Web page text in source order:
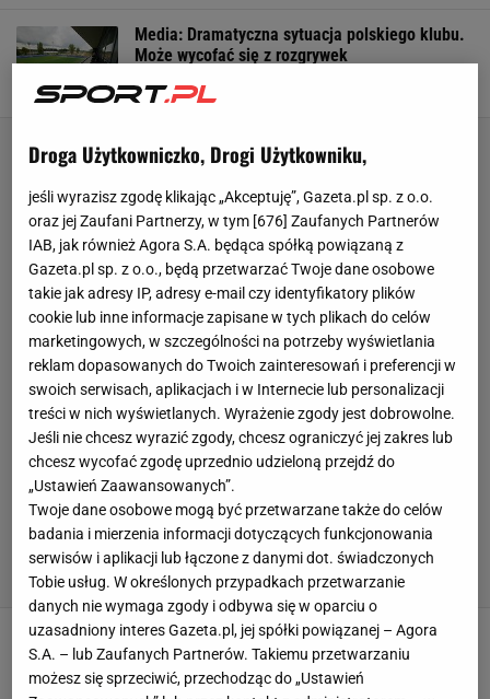
Media: Dramatyczna sytuacja polskiego klubu.
Może wycofać się z rozgrywek
Błażej Winter,
Wieczysta pokazała, co znaczy kompromitacja.
Wielka sensacja w II lidze
Aleksander Bernard,25 KWIETNIA 2025, 20:13
Droga Użytkowniczko, Drogi Użytkowniku,
jeśli wyrazisz zgodę klikając „Akceptuję”, Gazeta.pl sp. z o.o.
oraz jej Zaufani Partnerzy, w tym [676] Zaufanych Partnerów
IAB, jak również Agora S.A. będąca spółką powiązaną z
Gazeta.pl sp. z o.o., będą przetwarzać Twoje dane osobowe
takie jak adresy IP, adresy e-mail czy identyfikatory plików
cookie lub inne informacje zapisane w tych plikach do celów
marketingowych, w szczególności na potrzeby wyświetlania
reklam dopasowanych do Twoich zainteresowań i preferencji w
swoich serwisach, aplikacjach i w Internecie lub personalizacji
treści w nich wyświetlanych. Wyrażenie zgody jest dobrowolne.
Jeśli nie chcesz wyrazić zgody, chcesz ograniczyć jej zakres lub
chcesz wycofać zgodę uprzednio udzieloną przejdź do
„Ustawień Zaawansowanych”.
Twoje dane osobowe mogą być przetwarzane także do celów
badania i mierzenia informacji dotyczących funkcjonowania
serwisów i aplikacji lub łączone z danymi dot. świadczonych
Tobie usług. W określonych przypadkach przetwarzanie
danych nie wymaga zgody i odbywa się w oparciu o
uzasadniony interes Gazeta.pl, jej spółki powiązanej – Agora
S.A. – lub Zaufanych Partnerów. Takiemu przetwarzaniu
możesz się sprzeciwić, przechodząc do „Ustawień